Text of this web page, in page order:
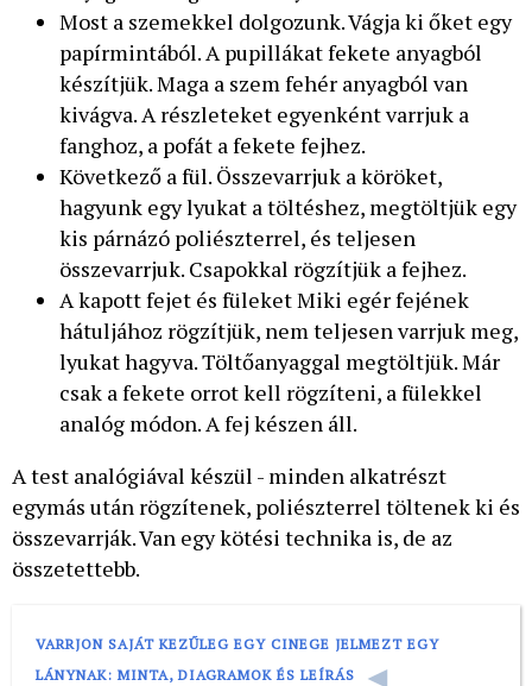
Most a szemekkel dolgozunk. Vágja ki őket egy
papírmintából. A pupillákat fekete anyagból
készítjük. Maga a szem fehér anyagból van
kivágva. A részleteket egyenként varrjuk a
fanghoz, a pofát a fekete fejhez.
Következő a fül. Összevarrjuk a köröket,
hagyunk egy lyukat a töltéshez, megtöltjük egy
kis párnázó poliészterrel, és teljesen
összevarrjuk. Csapokkal rögzítjük a fejhez.
A kapott fejet és füleket Miki egér fejének
hátuljához rögzítjük, nem teljesen varrjuk meg,
lyukat hagyva. Töltőanyaggal megtöltjük. Már
csak a fekete orrot kell rögzíteni, a fülekkel
analóg módon. A fej készen áll.
A test analógiával készül - minden alkatrészt
egymás után rögzítenek, poliészterrel töltenek ki és
összevarrják. Van egy kötési technika is, de az
összetettebb.
VARRJON SAJÁT KEZŰLEG EGY CINEGE JELMEZT EGY
LÁNYNAK: MINTA, DIAGRAMOK ÉS LEÍRÁS